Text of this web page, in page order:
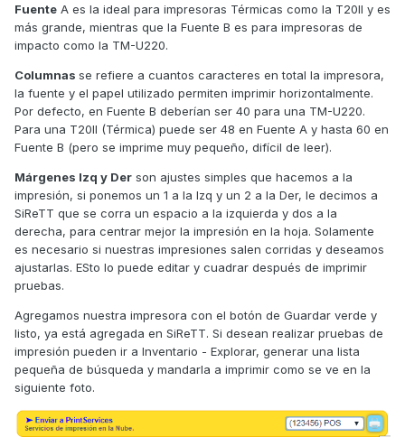
Fuente A es la ideal para impresoras Térmicas como la T20II y es
más grande, mientras que la Fuente B es para impresoras de
impacto como la TM-U220.
Columnas se refiere a cuantos caracteres en total la impresora,
la fuente y el papel utilizado permiten imprimir horizontalmente.
Por defecto, en Fuente B deberían ser 40 para una TM-U220.
Para una T20II (Térmica) puede ser 48 en Fuente A y hasta 60 en
Fuente B (pero se imprime muy pequeño, difícil de leer).
Márgenes Izq y Der son ajustes simples que hacemos a la
impresión, si ponemos un 1 a la Izq y un 2 a la Der, le decimos a
SiReTT que se corra un espacio a la izquierda y dos a la
derecha, para centrar mejor la impresión en la hoja. Solamente
es necesario si nuestras impresiones salen corridas y deseamos
ajustarlas. ESto lo puede editar y cuadrar después de imprimir
pruebas.
Agregamos nuestra impresora con el botón de Guardar verde y
listo, ya está agregada en SiReTT. Si desean realizar pruebas de
impresión pueden ir a Inventario - Explorar, generar una lista
pequeña de búsqueda y mandarla a imprimir como se ve en la
siguiente foto.